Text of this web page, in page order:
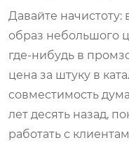
Давайте начистоту:
образ небольшого
где-нибудь в
цена за штуку в
совместимость
лет десять назад,
работать с